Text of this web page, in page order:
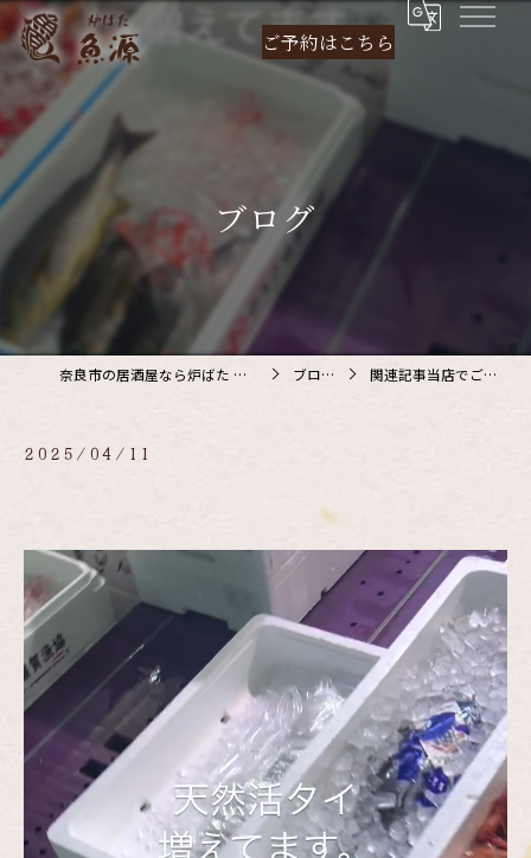
ご予約はこちら
ブログ
奈良市の居酒屋なら炉ばた 魚源 ブログ 関連記事当店でご利…
2025/04/11